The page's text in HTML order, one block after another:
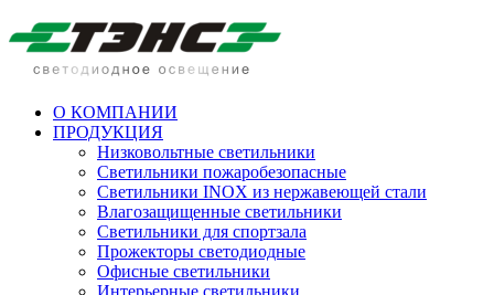
О КОМПАНИИ
ПРОДУКЦИЯ
Низковольтные светильники
Cветильники пожаробезопасные
Светильники INOX из нержавеющей стали
Влагозащищенные светильники
Светильники для спортзала
Прожекторы светодиодные
Офисные светильники
Интерьерные светильники